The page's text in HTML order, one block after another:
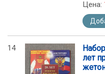
Цена:
14
лет